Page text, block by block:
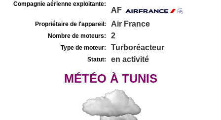
Compagnie aérienne exploitante:
AF
Propriétaire de l'appareil: Air France
Nombre de moteurs: 2
Type de moteur: Turboréacteur
Statut: en activité
MÉTÉO À TUNIS